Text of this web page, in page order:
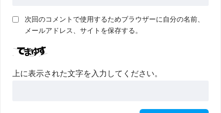
次回のコメントで使用するためブラウザーに自分の名前、
メールアドレス、サイトを保存する。
上に表示された文字を入力してください。